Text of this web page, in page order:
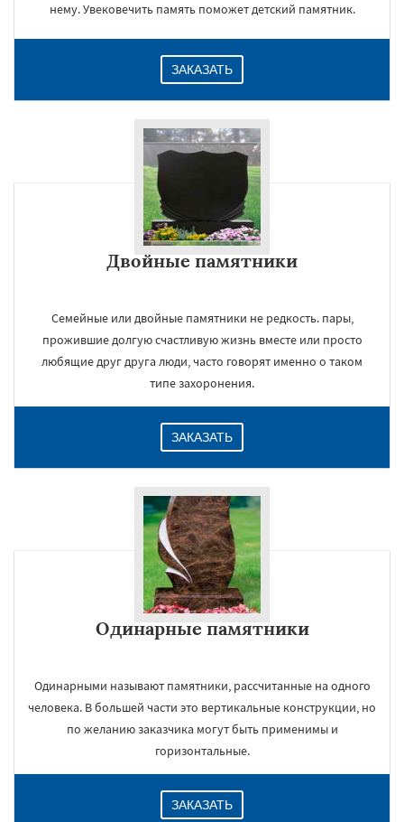
нему. Увековечить память поможет детский памятник.
ЗАКАЗАТЬ
Двойные памятники
Семейные или двойные памятники не редкость. пары,
прожившие долгую счастливую жизнь вместе или просто
любящие друг друга люди, часто говорят именно о таком
типе захоронения.
ЗАКАЗАТЬ
Одинарные памятники
Одинарными называют памятники, рассчитанные на одного
человека. В большей части это вертикальные конструкции, но
по желанию заказчика могут быть применимы и
горизонтальные.
ЗАКАЗАТЬ